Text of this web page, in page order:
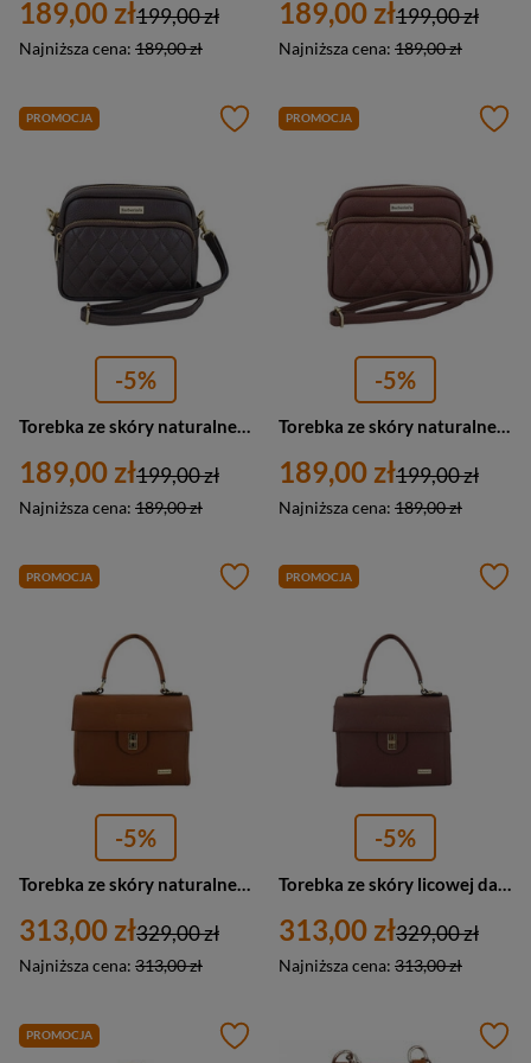
189,00 zł
Najniższa cena: 189,00 zł
199,00 zł 189,00 zł
Najniższa cena: 189,00 zł
199,00 zł
PROMOCJA
-5%
189,00 zł
Najniższa cena: 189,00 zł
199,00 zł
PROMOCJA
-5%
189,00 zł
Najniższa cena: 189,00 zł
199,00 zł
PROMOCJA
-5%
Torebka ze skóry naturalnej damska Barberini's 992-12 kuferek mały jasnobrązowy
313,00 zł
Najniższa cena: 313,00 zł
329,00 zł
PROMOCJA
-5%
Torebka ze skóry licowej damska Barberini's 992-6 kuferek mały brązowy
313,00 zł
Najniższa cena: 313,00 zł
329,00 zł
PROMOCJA